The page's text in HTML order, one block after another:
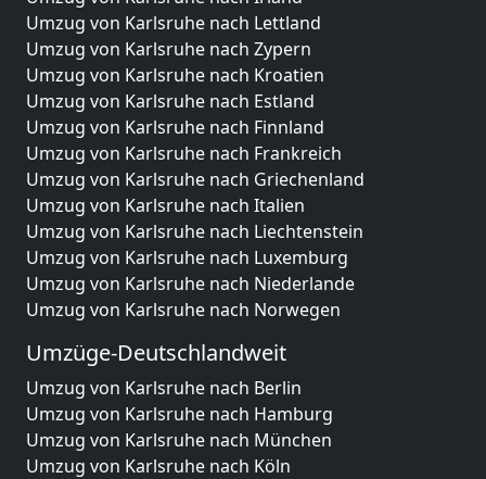
Umzug von Karlsruhe nach Lettland
Umzug von Karlsruhe nach Zypern
Umzug von Karlsruhe nach Kroatien
Umzug von Karlsruhe nach Estland
Umzug von Karlsruhe nach Finnland
Umzug von Karlsruhe nach Frankreich
Umzug von Karlsruhe nach Griechenland
Umzug von Karlsruhe nach Italien
Umzug von Karlsruhe nach Liechtenstein
Umzug von Karlsruhe nach Luxemburg
Umzug von Karlsruhe nach Niederlande
Umzug von Karlsruhe nach Norwegen
Umzüge-Deutschlandweit
Umzug von Karlsruhe nach Berlin
Umzug von Karlsruhe nach Hamburg
Umzug von Karlsruhe nach München
Umzug von Karlsruhe nach Köln